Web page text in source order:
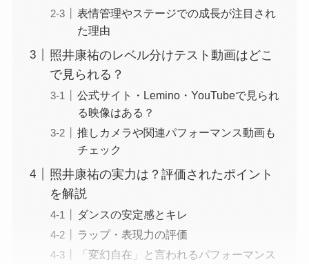
表情管理やステージでの成長が注目され
た理由
照井康祐のレベル分けテスト動画はどこ
で見られる？
公式サイト・Lemino・YouTubeで見られ
る映像はある？
推しカメラや関連パフォーマンス動画も
チェック
照井康祐の実力は？評価されたポイント
を解説
ダンスの安定感とキレ
ラップ・表現力の評価
「変幻自在」と言われるパフォーマンス